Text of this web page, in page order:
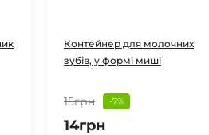
Контейнер для молочних
зубів, у формі миші
15грн -7%
14грн